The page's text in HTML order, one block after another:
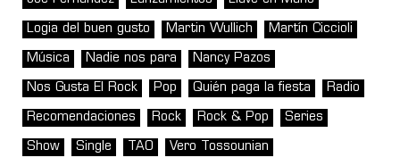
Logia del buen gusto Martin Wullich Martín Ciccioli
Música Nadie nos para Nancy Pazos
Nos Gusta El Rock Pop Quién paga la fiesta Radio
Recomendaciones Rock Rock & Pop Series
Show Single TAO Vero Tossounian